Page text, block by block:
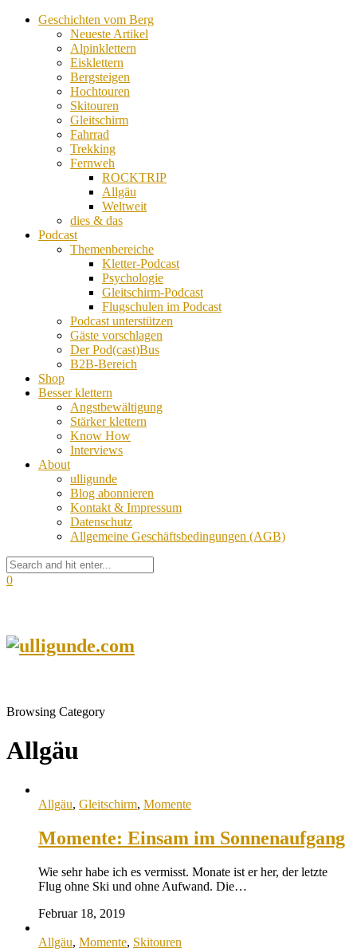
Geschichten vom Berg
Neueste Artikel
Alpinklettern
Eisklettern
Bergsteigen
Hochtouren
Skitouren
Gleitschirm
Fahrrad
Trekking
Fernweh
ROCKTRIP
Allgäu
Weltweit
dies & das
Podcast
Themenbereiche
Kletter-Podcast
Psychologie
Gleitschirm-Podcast
Flugschulen im Podcast
Podcast unterstützen
Gäste vorschlagen
Der Pod(cast)Bus
B2B-Bereich
Shop
Besser klettern
Angstbewältigung
Stärker klettern
Know How
Interviews
About
ulligunde
Blog abonnieren
Kontakt & Impressum
Datenschutz
Allgemeine Geschäftsbedingungen (AGB)
0
Browsing Category
Allgäu
Allgäu, Gleitschirm, Momente
Momente: Einsam im Sonnenaufgang
Wie sehr habe ich es vermisst. Monate ist er her, der letzte
Flug ohne Ski und ohne Aufwand. Die…
Februar 18, 2019
Allgäu, Momente, Skitouren